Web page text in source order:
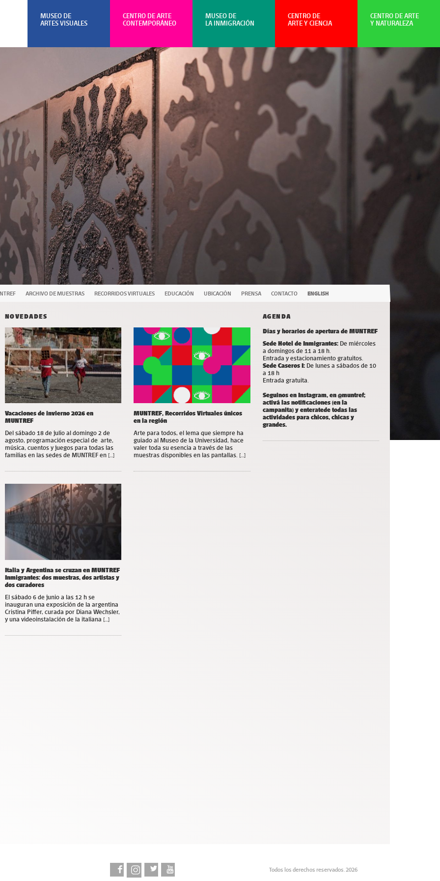
ARCHIVO DE MUESTRAS RECORRIDOS VIRTUALES EDUCACIÓN UBICACIÓN PRENSA CONTACTO ENGLISH
NOVEDADES
Vacaciones de invierno 2026 en
MUNTREF
Del sábado 18 de julio al domingo 2 de
agosto, programación especial de arte,
música, cuentos y juegos para todas las
familias en las sedes de MUNTREF en […]
Italia y Argentina se cruzan en MUNTREF
Inmigrantes: dos muestras, dos artistas y
dos curadores
El sábado 6 de junio a las 12 h se
inauguran una exposición de la argentina
Cristina Piffer, curada por Diana Wechsler,
y una videoinstalación de la italiana […]
MUNTREF, Recorridos Virtuales únicos
en la región
Arte para todos, el lema que siempre ha
guiado al Museo de la Universidad, hace
valer toda su esencia a través de las
muestras disponibles en las pantallas. […]
AGENDA
Días y horarios de apertura de MUNTREF
Sede Hotel de Inmigrantes:De miércoles
a domingos de 11 a 18 h.
Entrada y estacionamiento gratuitos.
Sede Caseros I:De lunes a sábados de 10
a 18 h
Entrada gratuita.
Seguinos en Instagram, en @muntref;
activá las notificaciones (en la
campanita) y enteratede todas las
actividades para chicos, chicas y
grandes.
Todos los derechos reservados. 2026
CENTRO DE ARTE
Y NATURALEZA
CENTRO DE
ARTE Y CIENCIA
MUSEO DE
LA INMIGRACIÓN
CENTRO DE ARTE
CONTEMPORÁNEO
MUSEO DE
ARTES VISUALES